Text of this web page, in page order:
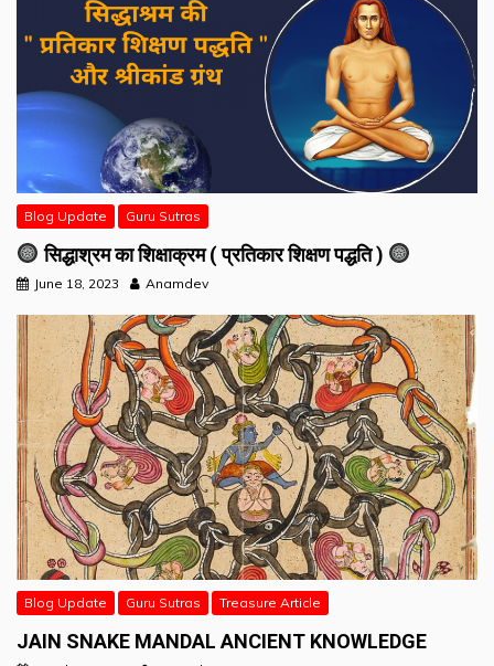
Blog Update Guru Sutras
सिद्धाश्रम का शिक्षाक्रम ( प्रतिकार शिक्षण पद्धति )
June 18, 2023 Anamdev
Blog Update Guru Sutras Treasure Article
JAIN SNAKE MANDAL ANCIENT KNOWLEDGE